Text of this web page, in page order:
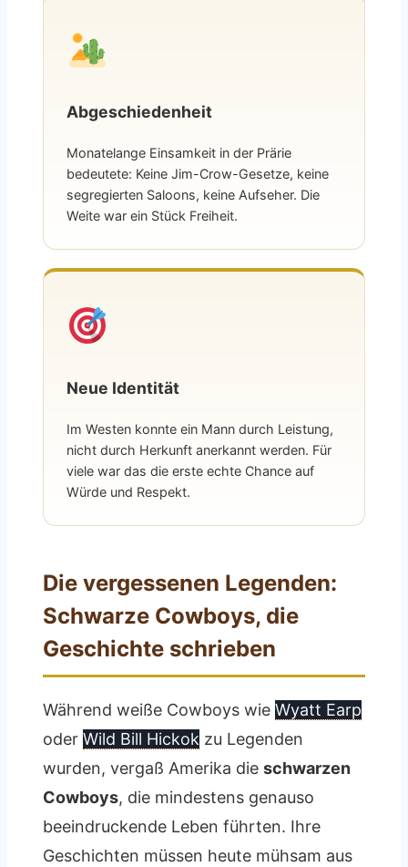
Abgeschiedenheit
Monatelange Einsamkeit in der Prärie
bedeutete: Keine Jim-Crow-Gesetze, keine
segregierten Saloons, keine Aufseher. Die
Weite war ein Stück Freiheit.
Neue Identität
Im Westen konnte ein Mann durch Leistung,
nicht durch Herkunft anerkannt werden. Für
viele war das die erste echte Chance auf
Würde und Respekt.
Die vergessenen Legenden:
Schwarze Cowboys, die
Geschichte schrieben
Während weiße Cowboys wie Wyatt Earp
oder Wild Bill Hickok zu Legenden
wurden, vergaß Amerika die schwarzen
Cowboys, die mindestens genauso
beeindruckende Leben führten. Ihre
Geschichten müssen heute mühsam aus